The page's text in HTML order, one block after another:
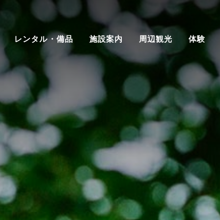
レンタル・備品 施設案内 周辺観光 体験